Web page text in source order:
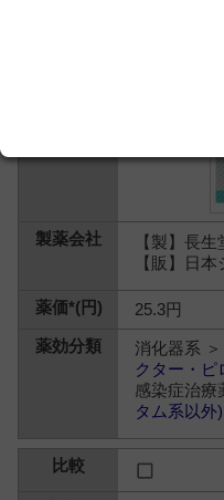
【製】長
【販】日
25.3円
消化器系
クター・ピ
感染症治
タム系以外)